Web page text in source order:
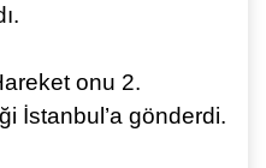
onu 2.
İstanbul’a gönderdi.